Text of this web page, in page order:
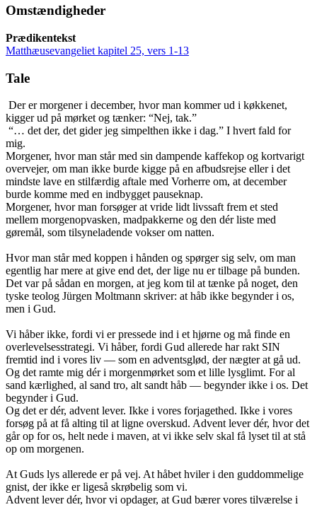
Omstændigheder
Prædikentekst
Matthæusevangeliet kapitel 25, vers 1-13
Tale
Der er morgener i december, hvor man kommer ud i køkkenet,
kigger ud på mørket og tænker: “Nej, tak.”
“… det der, det gider jeg simpelthen ikke i dag.” I hvert fald for
mig.
Morgener, hvor man står med sin dampende kaffekop og kortvarigt
overvejer, om man ikke burde kigge på en afbudsrejse eller i det
mindste lave en stilfærdig aftale med Vorherre om, at december
burde komme med en indbygget pauseknap.
Morgener, hvor man forsøger at vride lidt livssaft frem et sted
mellem morgenopvasken, madpakkerne og den dér liste med
gøremål, som tilsyneladende vokser om natten.
Hvor man står med koppen i hånden og spørger sig selv, om man
egentlig har mere at give end det, der lige nu er tilbage på bunden.
Det var på sådan en morgen, at jeg kom til at tænke på noget, den
tyske teolog Jürgen Moltmann skriver: at håb ikke begynder i os,
men i Gud.
Vi håber ikke, fordi vi er pressede ind i et hjørne og må finde en
overlevelsesstrategi. Vi håber, fordi Gud allerede har rakt SIN
fremtid ind i vores liv — som en adventsglød, der nægter at gå ud.
Og det ramte mig dér i morgenmørket som et lille lysglimt. For al
sand kærlighed, al sand tro, alt sandt håb — begynder ikke i os. Det
begynder i Gud.
Og det er dér, advent lever. Ikke i vores forjagethed. Ikke i vores
forsøg på at få alting til at ligne overskud. Advent lever dér, hvor det
går op for os, helt nede i maven, at vi ikke selv skal få lyset til at stå
op om morgenen.
At Guds lys allerede er på vej. At håbet hviler i den guddommelige
gnist, der ikke er ligeså skrøbelig som vi.
Advent lever dér, hvor vi opdager, at Gud bærer vores tilværelse i